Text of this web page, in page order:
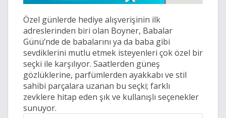
Özel günlerde hediye alışverişinin ilk
adreslerinden biri olan Boyner, Babalar
Günü’nde de babalarını ya da baba gibi
sevdiklerini mutlu etmek isteyenleri çok özel bir
seçki ile karşılıyor. Saatlerden güneş
gözlüklerine, parfümlerden ayakkabı ve stil
sahibi parçalara uzanan bu seçki; farklı
zevklere hitap eden şık ve kullanışlı seçenekler
sunuyor.